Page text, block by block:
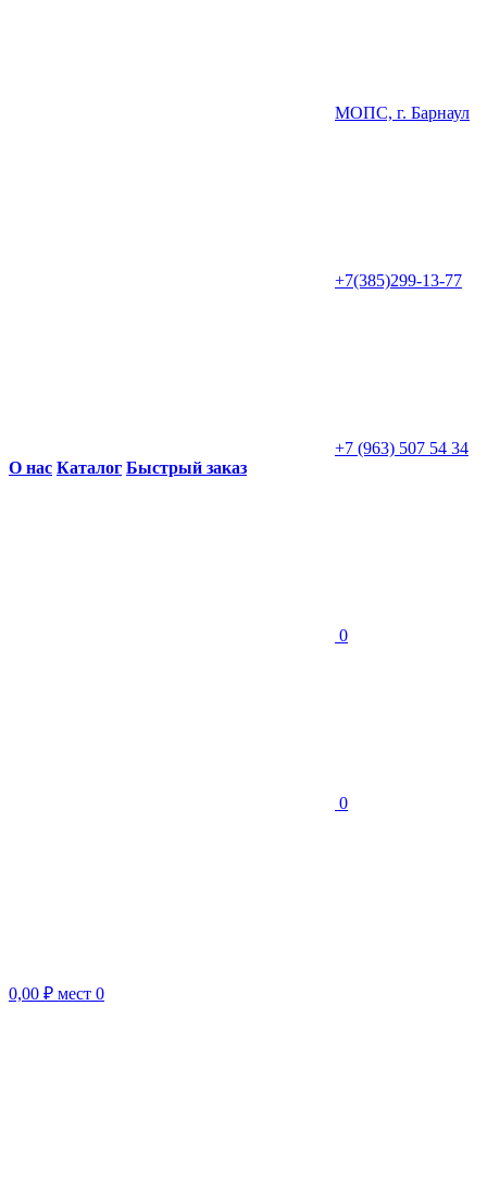
МОПС, г. Барнаул
+7(385)299-13-77
+7 (963) 507 54 34
О нас Каталог Быстрый заказ
0
0
0,00 ₽ мест 0